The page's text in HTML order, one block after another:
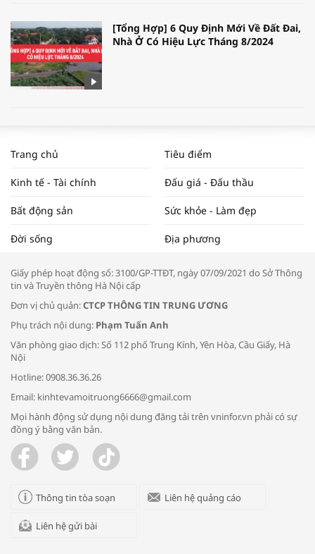
[Tổng Hợp] 6 Quy Định Mới Về Đất Đai,
Nhà Ở Có Hiệu Lực Tháng 8/2024
NAM NĂM 2024 VÀ NĂM 2025 | NHỊP
ĐẬP THỊ TRƯỜNG #62
Tọa đàm “Xúc tiến thương mại: Khơi
Bác sĩ tư vấn cách phòng tránh bệnh
Trao yêu thương cho em
Trang chủ Tiêu điểm
Kinh tế - Tài chính Đấu giá - Đấu thầu
Bất động sản Sức khỏe - Làm đẹp
Đời sống Địa phương
Giấy phép hoạt động số: 3100/GP-TTĐT, ngày 07/09/2021 do Sở Thông
tin và Truyền thông Hà Nội cấp
Đơn vị chủ quản:CTCP THÔNG TIN TRUNG ƯƠNG
Phụ trách nội dung: Phạm Tuấn Anh
Văn phòng giao dịch: Số 112 phố Trung Kính, Yên Hòa, Cầu Giấy, Hà
Nội
Hotline: 0908.36.36.26
Email: kinhtevamoitruong6666@gmail.com
Mọi hành động sử dụng nội dung đăng tải trên vninfor.vn phải có sự
đồng ý bằng văn bản.
Thông tin tòa soạn Liên hệ quảng cáo
Liên hệ gửi bài